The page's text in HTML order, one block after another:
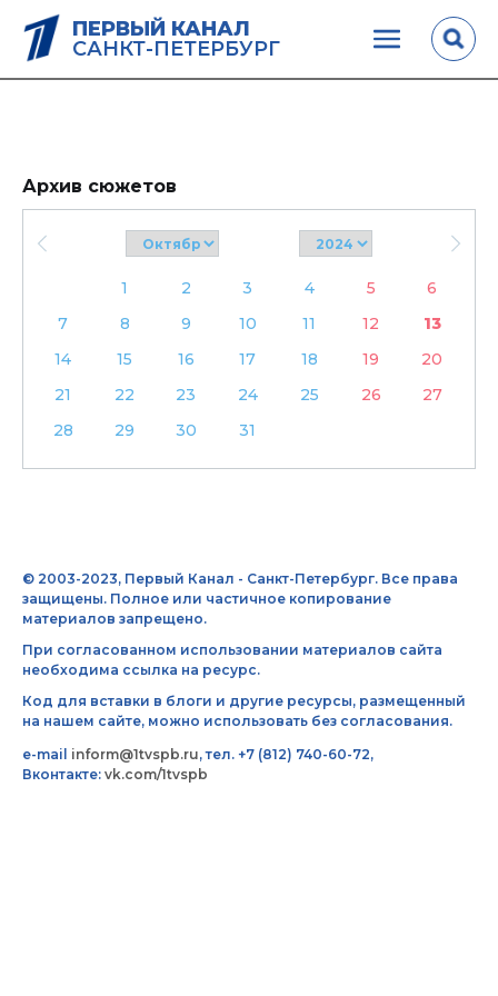
ПЕРВЫЙ КАНАЛ
САНКТ-ПЕТЕРБУРГ
Архив сюжетов
1 2 3 4 5
6
7
8 9 10 11 12
13
14
15 16 17 18 19
20
21
22 23 24 25 26
27
28
29 30 31
© 2003-2023, Первый Канал - Санкт-Петербург. Все права
защищены. Полное или частичное копирование
материалов запрещено.
При согласованном использовании материалов сайта
необходима ссылка на ресурс.
Код для вставки в блоги и другие ресурсы, размещенный
на нашем сайте, можно использовать без согласования.
e-mail inform@1tvspb.ru, тел. +7 (812) 740-60-72,
Вконтакте: vk.com/1tvspb